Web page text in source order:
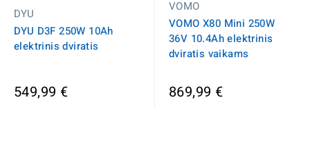
DYU
DYU D3F 250W 10Ah
elektrinis dviratis
549,99 €
VOMO
VOMO X80 Mini 250W
36V 10.4Ah elektrinis
dviratis vaikams
869,99 €